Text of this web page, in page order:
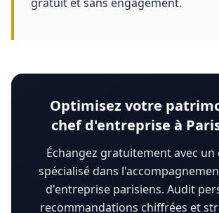
Optimisez votre
chef d'entreprise à
Échangez gratuitement avec un
spécialisé dans
d'entreprise parisiens. Audit
recommandations chiffrées et